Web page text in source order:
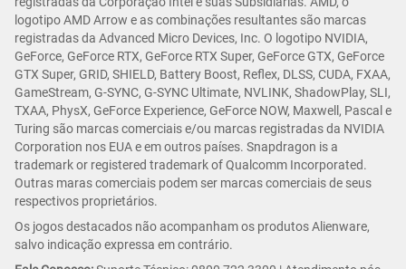
logotipo AMD Arrow e as combinações resultantes são marcas
registradas da Advanced Micro Devices, Inc. O logotipo NVIDIA,
GeForce, GeForce RTX, GeForce RTX Super, GeForce GTX, GeForce
GTX Super, GRID, SHIELD, Battery Boost, Reflex, DLSS, CUDA, FXAA,
GameStream, G-SYNC, G-SYNC Ultimate, NVLINK, ShadowPlay, SLI,
TXAA, PhysX, GeForce Experience, GeForce NOW, Maxwell, Pascal e
Turing são marcas comerciais e/ou marcas registradas da NVIDIA
Corporation nos EUA e em outros países. Snapdragon is a
trademark or registered trademark of Qualcomm Incorporated.
Outras maras comerciais podem ser marcas comerciais de seus
respectivos proprietários.
Os jogos destacados não acompanham os produtos Alienware,
salvo indicação expressa em contrário.